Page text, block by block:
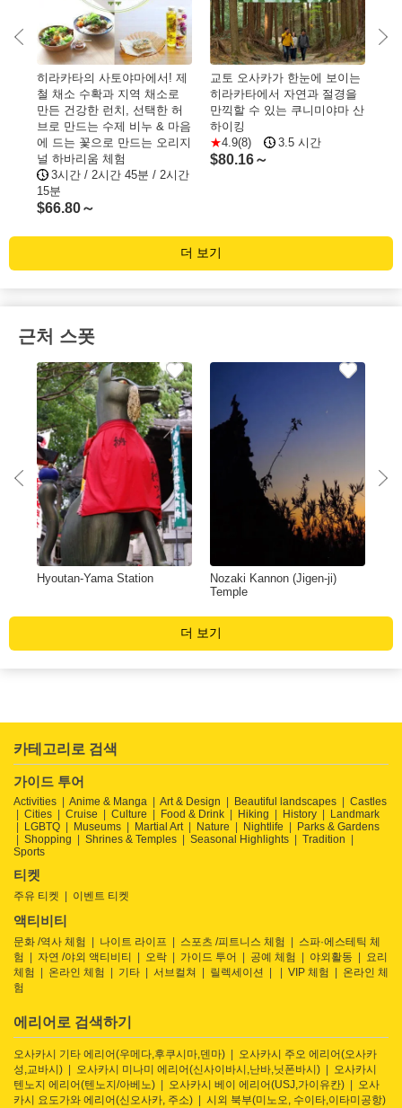
히라카타의 사토야마에서! 제
철 채소 수확과 지역 채소로
만든 건강한 런치, 선택한 허
브로 만드는 수제 비누 & 마음
에 드는 꽃으로 만드는 오리지
널 하바리움 체험
3시간 / 2시간 45분 / 2시간
15분
$66.80～
교토 오사카가 한눈에 보이는
히라카타에서 자연과 절경을
만끽할 수 있는 쿠니미야마 산
하이킹
4.9(8)
3.5 시간
$80.16～
더 보기
근처 스폿
Hyoutan-Yama Station
Nozaki Kannon (Jigen-ji)
Temple
더 보기
카테고리로 검색
가이드 투어
Activities Anime & Manga Art & Design Beautiful landscapes
Castles
Cities
Cruise Culture Food & Drink Hiking History
Landmark
LGBTQ
Museums Martial Art Nature Nightlife
Parks & Gardens
Shopping
Shrines & Temples Seasonal Highlights
Tradition
Sports
티켓
주유 티켓 이벤트 티켓
액티비티
문화 /역사 체험 나이트 라이프 스포츠 /피트니스 체험
스파·에스테틱 체
험
자연 /야외 액티비티 오락 가이드 투어 공예 체험 야외활동
요리
체험
온라인 체험 기타 서브컬쳐 릴렉세이션 VIP 체험
온라인 체
험
에리어로 검색하기
오사카시 기타 에리어(우메다,후쿠시마,덴마)
오사카시 주오 에리어(오사카
성,교바시)
오사카시 미나미 에리어(신사이바시,난바,닛폰바시)
오사카시
텐노지 에리어(텐노지/아베노)
오사카시 베이 에리어(USJ,가이유칸)
오사
카시 요도가와 에리어(신오사카, 주소)
시외 북부(미노오, 수이타,이타미공항)